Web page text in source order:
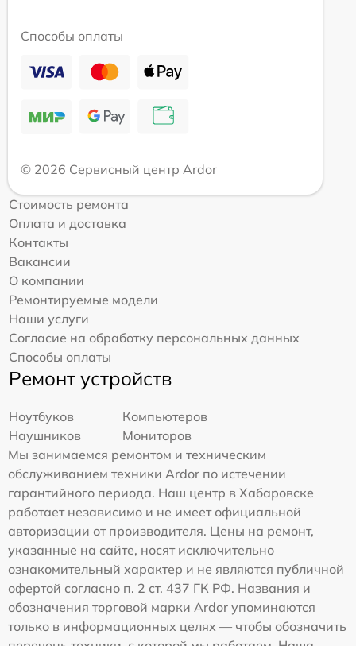
Способы оплаты
© 2026 Сервисный центр Ardor
Стоимость ремонта
Оплата и доставка
Контакты
Вакансии
О компании
Ремонтируемые модели
Наши услуги
Согласие на обработку персональных данных
Способы оплаты
Ремонт устройств
Ноутбуков
Компьютеров
Наушников
Мониторов
Мы занимаемся ремонтом и техническим
обслуживанием техники Ardor по истечении
гарантийного периода. Наш центр в Хабаровске
работает независимо и не имеет официальной
авторизации от производителя. Цены на ремонт,
указанные на сайте, носят исключительно
ознакомительный характер и не являются публичной
офертой согласно п. 2 ст. 437 ГК РФ. Названия и
обозначения торговой марки Ardor упоминаются
только в информационных целях — чтобы обозначить